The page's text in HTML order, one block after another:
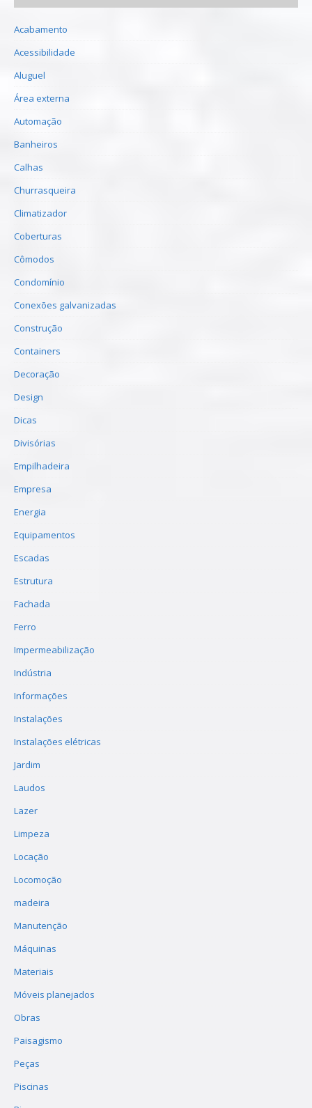
Acabamento
Acessibilidade
Aluguel
Área externa
Automação
Banheiros
Calhas
Churrasqueira
Climatizador
Coberturas
Cômodos
Condomínio
Conexões galvanizadas
Construção
Containers
Decoração
Design
Dicas
Divisórias
Empilhadeira
Empresa
Energia
Equipamentos
Escadas
Estrutura
Fachada
Ferro
Impermeabilização
Indústria
Informações
Instalações
Instalações elétricas
Jardim
Laudos
Lazer
Limpeza
Locação
Locomoção
madeira
Manutenção
Máquinas
Materiais
Móveis planejados
Obras
Paisagismo
Peças
Piscinas